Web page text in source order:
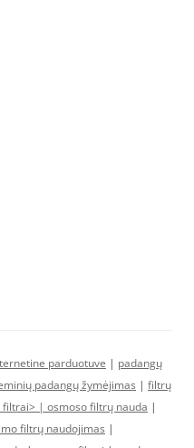
parduotuve | padangų
padangų žymėjimas | filtrų
filtrai> | osmoso filtrų nauda |
filtrų naudojimas |